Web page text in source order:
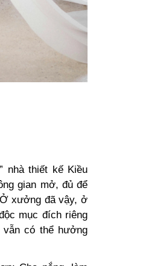
nhà thiết kế Kiều
gian mở, đủ để
xưởng đã vậy, ở
mục đích riêng
có thể hưởng